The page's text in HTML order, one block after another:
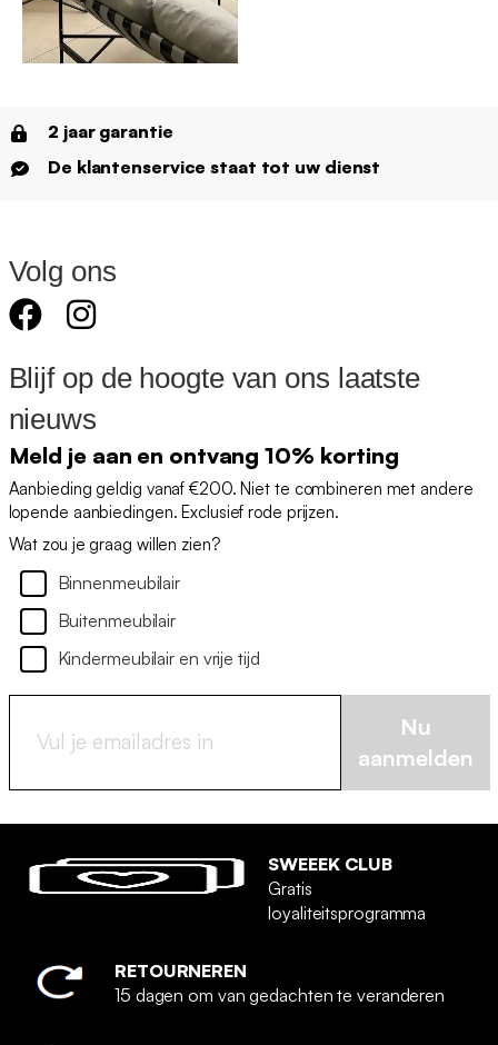
2 jaar garantie
De klantenservice staat tot uw dienst
Volg ons
Blijf op de hoogte van ons laatste
nieuws
Meld je aan en ontvang 10% korting
Aanbieding geldig vanaf €200. Niet te combineren met andere
lopende aanbiedingen. Exclusief rode prijzen.
Wat zou je graag willen zien?
Binnenmeubilair
Buitenmeubilair
Kindermeubilair en vrije tijd
Nu
aanmelden
SWEEEK CLUB
Gratis
loyaliteitsprogramma
RETOURNEREN
15 dagen om van gedachten te veranderen